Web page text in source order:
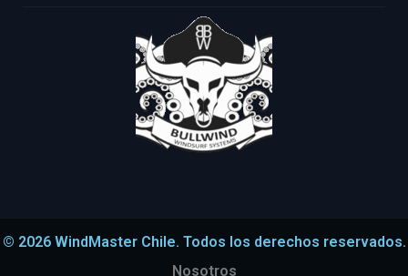
© 2026 WindMaster Chile. Todos los derechos reservados.
Nosotros